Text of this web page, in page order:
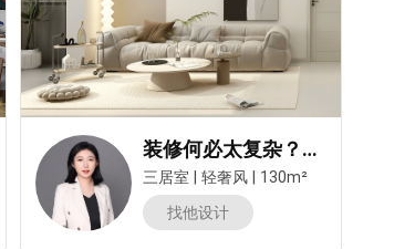
装修何必太复杂？质感又温馨的白色+灰色三居，省钱还百搭！
三居室 轻奢风
130m²
找他设计